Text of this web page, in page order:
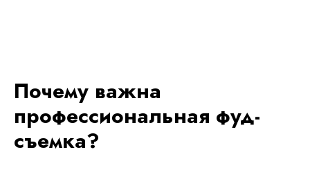
Почему важна
профессиональная фуд-
съемка?